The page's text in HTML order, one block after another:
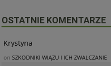
OSTATNIE KOMENTARZE
Krystyna
on SZKODNIKI WIĄZU I ICH ZWALCZANIE